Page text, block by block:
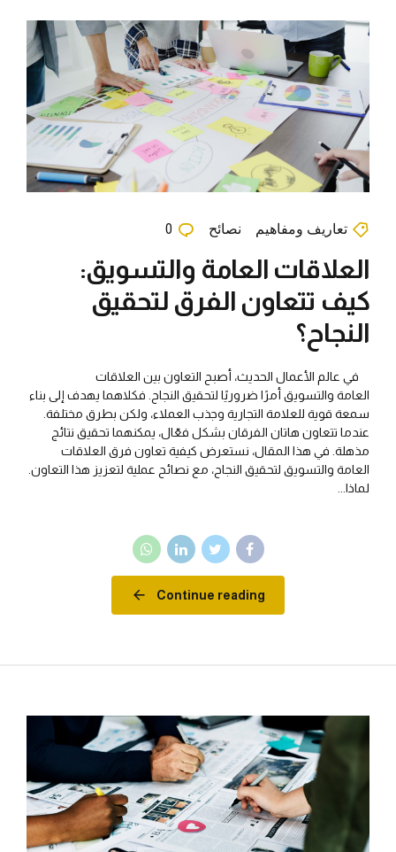
تعاريف ومفاهيم نصائح 0
العلاقات العامة والتسويق:
كيف تتعاون الفرق لتحقيق
النجاح؟
في عالم الأعمال الحديث، أصبح التعاون بين العلاقات
العامة والتسويق أمرًا ضروريًا لتحقيق النجاح. فكلاهما يهدف إلى بناء
سمعة قوية للعلامة التجارية وجذب العملاء، ولكن بطرق مختلفة.
عندما تتعاون هاتان الفرقان بشكل فعّال، يمكنهما تحقيق نتائج
مذهلة. في هذا المقال، نستعرض كيفية تعاون فرق العلاقات
العامة والتسويق لتحقيق النجاح، مع نصائح عملية لتعزيز هذا التعاون.
لماذا...
Continue reading